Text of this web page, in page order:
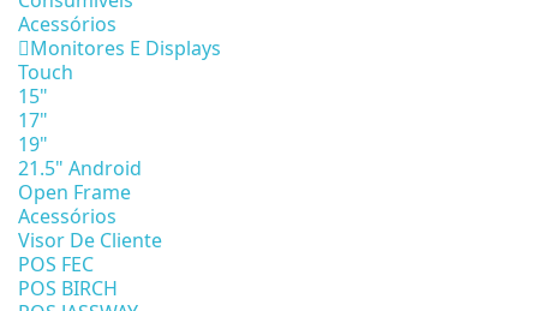
Acessórios
Monitores E Displays
Touch
15"
17"
19"
21.5" Android
Open Frame
Acessórios
Visor De Cliente
POS FEC
POS BIRCH